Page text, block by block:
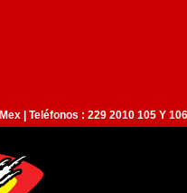
| Teléfonos : 229 2010 105 Y 106